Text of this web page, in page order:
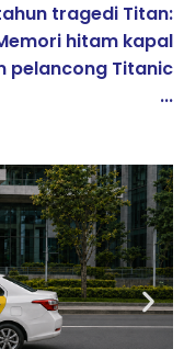
tragedi Titan:
hitam kapal
pelancong Titanic
...